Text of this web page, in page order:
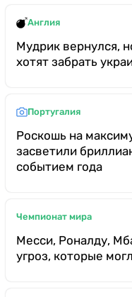
Англия
Мудрик вернулся,
хотят забрать
Португалия
Роскошь на
засветили
событием года
Чемпионат мира
Месси, Роналду,
угроз, которые